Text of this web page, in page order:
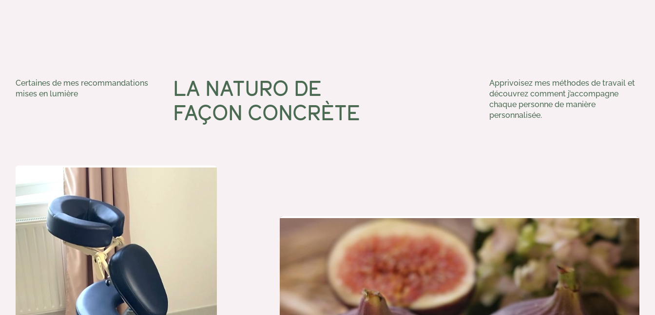
Certaines de mes recommandations
mises en lumière
LA NATURO DE
FAÇON CONCRÈTE
Apprivoisez mes méthodes de travail et
découvrez comment j’accompagne
chaque personne de manière
personnalisée.